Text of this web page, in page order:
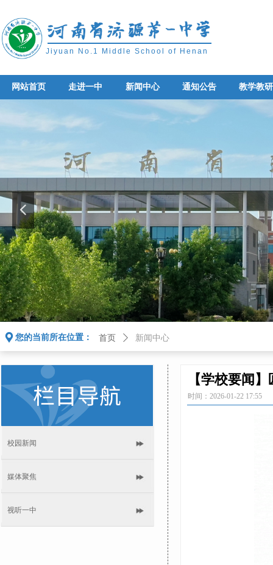
Jiyuan No.1 Middle School of Henan
网站首页
网站首页
走进一中 新闻中心
新闻中心
通知公告
通知公告
教学教研
教学教研
您的当前所在位置： 首页 ꄲ 新闻中心
끇
넳
校园新闻
媒体聚焦
视听一中
时间： 2026-01-22 17:55
【学校要闻